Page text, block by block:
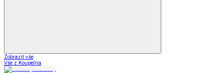
Zobrazit vše
Vše z Koupelna